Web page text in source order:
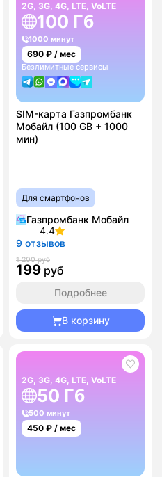
2G, 3G, 4G, LTE, VoLTE
100 Гб
1000 минут
690 ₽ / мес
Безлимитные сервисы
SIM-карта Газпромбанк
Мобайл (100 GB + 1000
мин)
Для смартфонов
Газпромбанк Мобайл
4.4
9 отзывов
1 200 руб
199 руб
Подробнее
В корзину
2G, 3G, 4G, LTE, VoLTE
50 Гб
500 минут
450 ₽ / мес